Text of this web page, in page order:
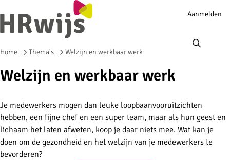
Account
Aanmelden
Home Thema's Welzijn en werkbaar werk
Welzijn en werkbaar werk
Je medewerkers mogen dan leuke loopbaanvooruitzichten
hebben, een fijne chef en een super team, maar als hun geest en
lichaam het laten afweten, koop je daar niets mee. Wat kan je
doen om de gezondheid en het welzijn van je medewerkers te
bevorderen?